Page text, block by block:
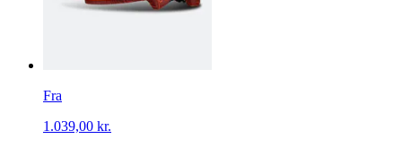
Fra
1.039,00 kr.